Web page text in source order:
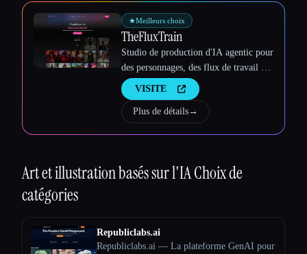
★Meilleurs choix
TheFluxTrain
Studio de production d'IA agentic pour
des personnages, des flux de travail et
des vidéos cohérents
VISITE
Plus de détails→
Art et illustration basés sur l'IAChoix de
catégories
Republiclabs.ai
Republiclabs.ai — La plateforme GenAI pour